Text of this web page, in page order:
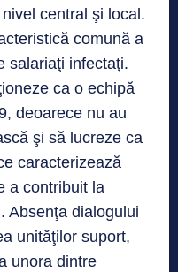
central şi local.
comună a
salariaţi infectaţi.
ca o echipă
deoarece nu au
şi să lucreze ca
caracterizează
a contribuit la
Absenţa dialogului
unităţilor suport,
unora dintre